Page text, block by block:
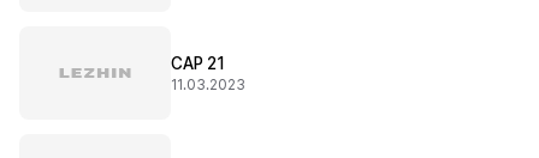
CAP 21
11.03.2023